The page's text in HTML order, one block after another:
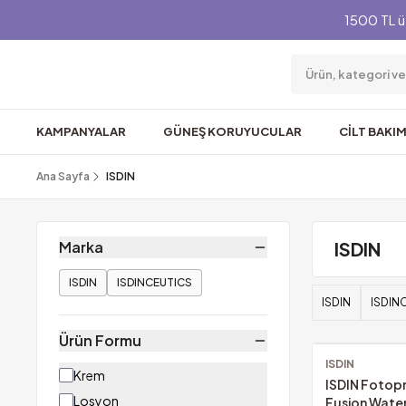
1500 TL
KAMPANYALAR GÜNEŞ KORUYUCULAR CİLT
Ana Sayfa ISDIN
Marka
ISDIN ISDINCEUTICS
Ürün Formu
Krem
Losyon
ISDIN
ISDIN
Ücretsiz Kargo
ISDIN
ISDIN
Fusion